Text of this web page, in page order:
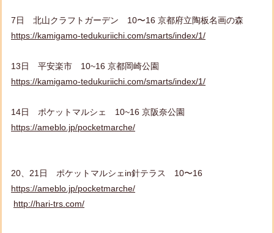
7日 北山クラフトガーデン 10〜16 京都府立陶板名画の森
https://kamigamo-tedukuriichi.com/smarts/index/1/
13日 平安楽市 10~16 京都岡崎公園
https://kamigamo-tedukuriichi.com/smarts/index/1/
14日 ポケットマルシェ 10~16 京阪奈公園
https://ameblo.jp/pocketmarche/
20、21日 ポケットマルシェin針テラス 10〜16
https://ameblo.jp/pocketmarche/
http://hari-trs.com/